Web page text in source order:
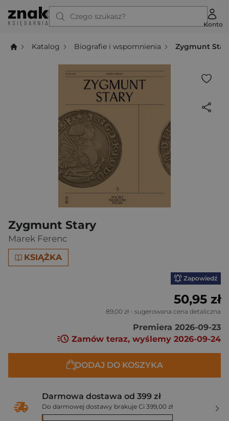
Czego szukasz?
Konto
Katalog Biografie i wspomnienia Zygmunt
Zygmunt Stary
Marek Ferenc
KSIĄŻKA
Zapowiedź
50,95 zł
89,00 zł - sugerowana cena detaliczna
Premiera 2026-09-23
Zamów teraz, wyślemy 2026-09-24
DODAJ DO KOSZYKA
Darmowa dostawa od 399 zł
Do darmowej dostawy brakuje Ci 399,00 zł